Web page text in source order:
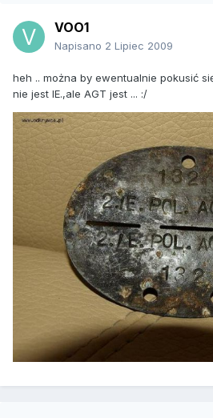
VOO1
Napisano 2 Lipiec 2009
heh .. można by ewentualnie pokusić
nie jest IE.,ale AGT jest ... :/